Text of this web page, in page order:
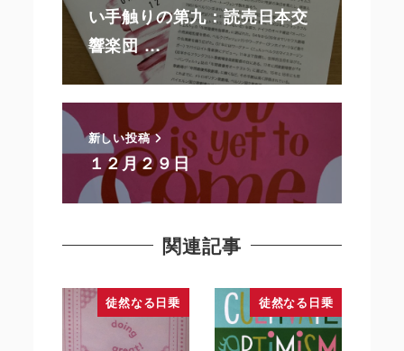
い手触りの第九：読売日本交
響楽団 …
新しい投稿
１２月２９日
関連記事
徒然なる日乗 徒然なる日乗